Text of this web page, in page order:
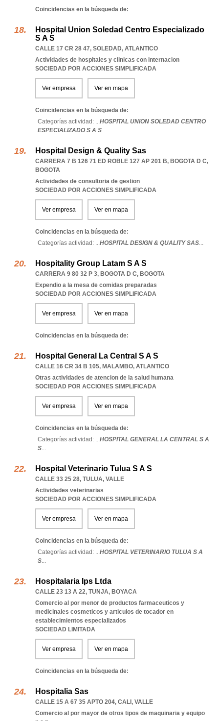
Coincidencias en la búsqueda de:
Hospital Union Soledad Centro Especializado
S A S
CALLE 17 CR 28 47, SOLEDAD, ATLANTICO
Actividades de hospitales y clinicas con internacion
SOCIEDAD POR ACCIONES SIMPLIFICADA
Ver empresa Ver en mapa
Coincidencias en la búsqueda de:
Categorías actividad: ...HOSPITAL UNION SOLEDAD CENTRO
ESPECIALIZADO S A S...
Hospital Design & Quality Sas
CARRERA 7 B 126 71 ED ROBLE 127 AP 201 B, BOGOTA D C,
BOGOTA
Actividades de consultoria de gestion
SOCIEDAD POR ACCIONES SIMPLIFICADA
Ver empresa Ver en mapa
Coincidencias en la búsqueda de:
Categorías actividad: ...HOSPITAL DESIGN & QUALITY SAS...
Hospitality Group Latam S A S
CARRERA 9 80 32 P 3, BOGOTA D C, BOGOTA
Expendio a la mesa de comidas preparadas
SOCIEDAD POR ACCIONES SIMPLIFICADA
Ver empresa Ver en mapa
Coincidencias en la búsqueda de:
Hospital General La Central S A S
CALLE 16 CR 34 B 105, MALAMBO, ATLANTICO
Otras actividades de atencion de la salud humana
SOCIEDAD POR ACCIONES SIMPLIFICADA
Ver empresa Ver en mapa
Coincidencias en la búsqueda de:
Categorías actividad: ...HOSPITAL GENERAL LA CENTRAL S A
S...
Hospital Veterinario Tulua S A S
CALLE 33 25 28, TULUA, VALLE
Actividades veterinarias
SOCIEDAD POR ACCIONES SIMPLIFICADA
Ver empresa Ver en mapa
Coincidencias en la búsqueda de:
Categorías actividad: ...HOSPITAL VETERINARIO TULUA S A
S...
Hospitalaria Ips Ltda
CALLE 23 13 A 22, TUNJA, BOYACA
Comercio al por menor de productos farmaceuticos y
medicinales cosmeticos y articulos de tocador en
establecimientos especializados
SOCIEDAD LIMITADA
Ver empresa Ver en mapa
Coincidencias en la búsqueda de:
Hospitalia Sas
CALLE 15 A 67 35 APTO 204, CALI , VALLE
Comercio al por mayor de otros tipos de maquinaria y equipo